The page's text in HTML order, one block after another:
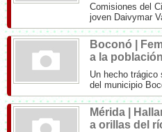
Comisiones del
joven Daivymar
Boconó |
a la
Un hecho trágico
del municipio
Mérida |
a orillas del